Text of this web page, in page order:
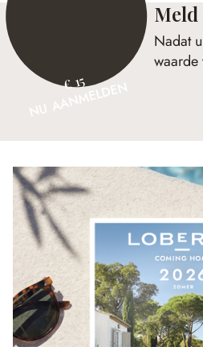
€ 15
NU AANMELDEN
Nadat